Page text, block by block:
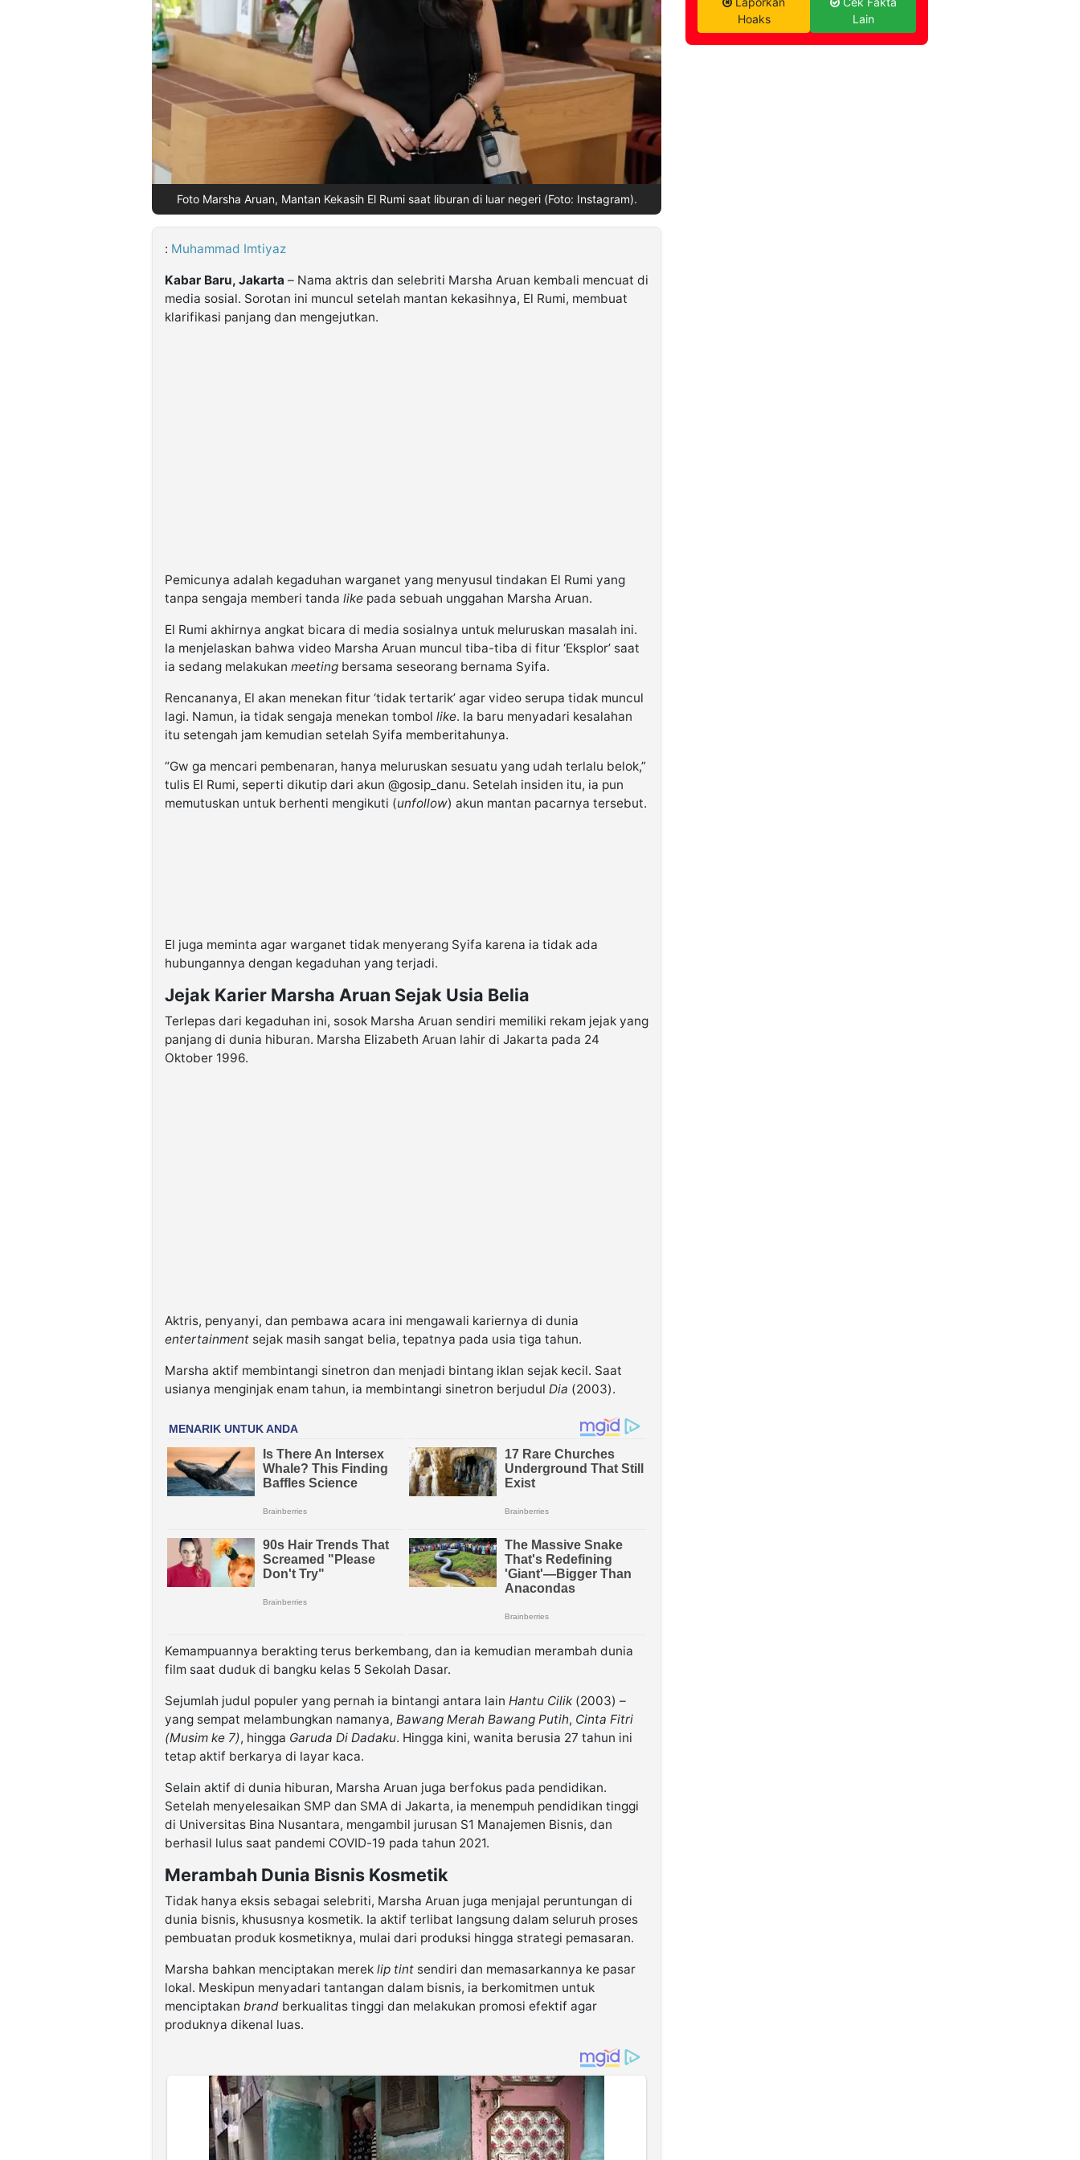
Foto Marsha Aruan, Mantan Kekasih El Rumi saat liburan di luar negeri (Foto: Instagram).
: Muhammad Imtiyaz
Kabar Baru, Jakarta – Nama aktris dan selebriti Marsha Aruan kembali mencuat di
media sosial. Sorotan ini muncul setelah mantan kekasihnya, El Rumi, membuat
klarifikasi panjang dan mengejutkan.
Pemicunya adalah kegaduhan warganet yang menyusul tindakan El Rumi yang
tanpa sengaja memberi tanda like pada sebuah unggahan Marsha Aruan.
El Rumi akhirnya angkat bicara di media sosialnya untuk meluruskan masalah ini.
Ia menjelaskan bahwa video Marsha Aruan muncul tiba-tiba di fitur ‘Eksplor’ saat
ia sedang melakukan meeting bersama seseorang bernama Syifa.
Rencananya, El akan menekan fitur ‘tidak tertarik’ agar video serupa tidak muncul
lagi. Namun, ia tidak sengaja menekan tombol like. Ia baru menyadari kesalahan
itu setengah jam kemudian setelah Syifa memberitahunya.
“Gw ga mencari pembenaran, hanya meluruskan sesuatu yang udah terlalu belok,”
tulis El Rumi, seperti dikutip dari akun @gosip_danu. Setelah insiden itu, ia pun
memutuskan untuk berhenti mengikuti (unfollow) akun mantan pacarnya tersebut.
El juga meminta agar warganet tidak menyerang Syifa karena ia tidak ada
hubungannya dengan kegaduhan yang terjadi.
Jejak Karier Marsha Aruan Sejak Usia Belia
Terlepas dari kegaduhan ini, sosok Marsha Aruan sendiri memiliki rekam jejak yang
panjang di dunia hiburan. Marsha Elizabeth Aruan lahir di Jakarta pada 24
Oktober 1996.
Aktris, penyanyi, dan pembawa acara ini mengawali kariernya di dunia
entertainment sejak masih sangat belia, tepatnya pada usia tiga tahun.
Marsha aktif membintangi sinetron dan menjadi bintang iklan sejak kecil. Saat
usianya menginjak enam tahun, ia membintangi sinetron berjudul Dia (2003).
Kemampuannya berakting terus berkembang, dan ia kemudian merambah dunia
film saat duduk di bangku kelas 5 Sekolah Dasar.
Sejumlah judul populer yang pernah ia bintangi antara lain Hantu Cilik(2003) –
yang sempat melambungkan namanya, Bawang Merah Bawang Putih, Cinta Fitri
(Musim ke 7), hingga Garuda Di Dadaku. Hingga kini, wanita berusia 27 tahun ini
tetap aktif berkarya di layar kaca.
Selain aktif di dunia hiburan, Marsha Aruan juga berfokus pada pendidikan.
Setelah menyelesaikan SMP dan SMA di Jakarta, ia menempuh pendidikan tinggi
di Universitas Bina Nusantara, mengambil jurusan S1 Manajemen Bisnis, dan
berhasil lulus saat pandemi COVID-19 pada tahun 2021.
Merambah Dunia Bisnis Kosmetik
Tidak hanya eksis sebagai selebriti, Marsha Aruan juga menjajal peruntungan di
dunia bisnis, khususnya kosmetik. Ia aktif terlibat langsung dalam seluruh proses
pembuatan produk kosmetiknya, mulai dari produksi hingga strategi pemasaran.
Marsha bahkan menciptakan merek lip tint sendiri dan memasarkannya ke pasar
lokal. Meskipun menyadari tantangan dalam bisnis, ia berkomitmen untuk
menciptakan brand berkualitas tinggi dan melakukan promosi efektif agar
produknya dikenal luas.
Hoaks
Lain